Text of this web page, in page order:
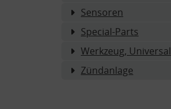
Sensoren
Special-Parts
Werkzeug, Universal
Zündanlage